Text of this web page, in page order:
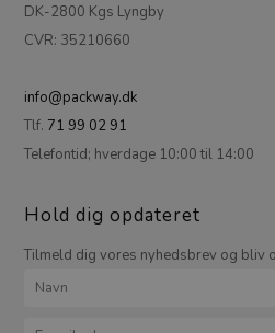
DK-2800 Kgs Lyngby
CVR: 35210660
info@packway.dk
Tlf. 71 99 02 91
Telefontid; hverdage 10:00 til 14:00
Hold dig opdateret
Tilmeld dig vores nyhedsbrev og bliv